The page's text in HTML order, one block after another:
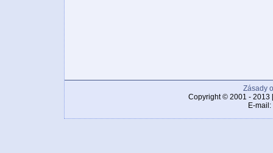
Zásady
Copyright © 2001 - 2013
E-mail: